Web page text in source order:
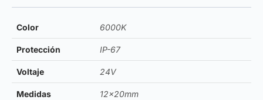
Color 6000K
Protección IP-67
Voltaje 24V
Medidas 12x20mm